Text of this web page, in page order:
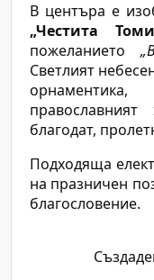
В центъра е
„Честита
пожеланието
Светлият
благодат,
Подходяща
на празничен
благословение.